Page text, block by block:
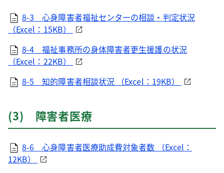
8-3 心身障害者福祉センターの相談・判定状況
（Excel：15KB）
8-4 福祉事務所の身体障害者更生援護の状況
（Excel：22KB）
8-5 知的障害者相談状況 （Excel：19KB）
(3) 障害者医療
8-6 心身障害者医療助成費対象者数 （Excel：
12KB）